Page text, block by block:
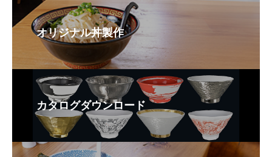
オリジナル丼製作
カタログダウンロード